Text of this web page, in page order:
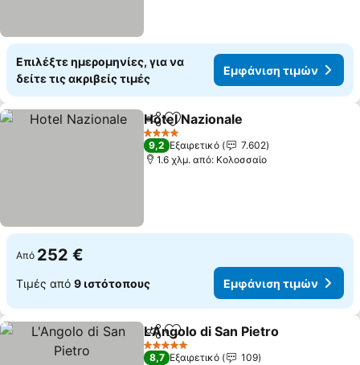
Επιλέξτε ημερομηνίες, για να
δείτε τις ακριβείς τιμές
Εμφάνιση τιμών
Κοινοποίηση
Προσθήκη στα αγαπημένα
Hotel Nazionale
4 Αστέρια
9,2 Εξαιρετικό
7.602
1.6 χλμ. από: Κολοσσαίο
Από 252 €
Τιμές από 9 ιστότοπους Εμφάνιση τιμών
Κοινοποίηση
Προσθήκη στα αγαπημένα
L'Angolo di San Pietro
5 Αστέρια
8,7 Εξαιρετικό
109